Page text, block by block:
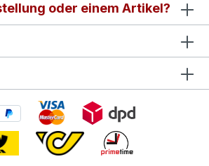
oder einem Artikel?